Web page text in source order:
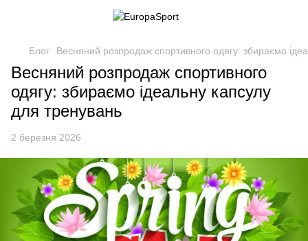
Блог Весняний розпродаж спортивного одягу: збираємо
Весняний розпродаж спортивного
одягу: збираємо ідеальну капсулу
для тренувань
2 березня 2026